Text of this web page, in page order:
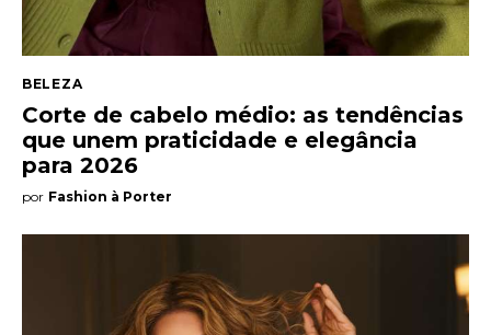
BELEZA
Corte de cabelo médio: as tendências
que unem praticidade e elegância
para 2026
por Fashion à Porter